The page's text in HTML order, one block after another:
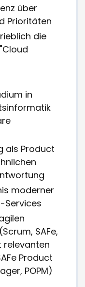
über
Prioritäten
die
in
als Product
moderner
Services
SAFe,
relevanten
Product
POPM)